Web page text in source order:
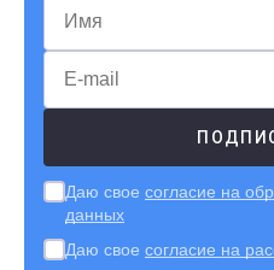
Даю свое согласие на
данных
Даю свое согласие на